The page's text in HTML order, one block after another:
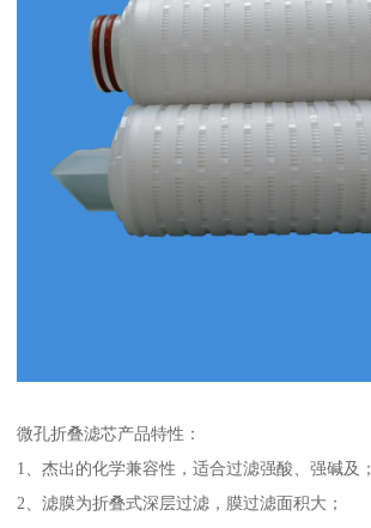
微孔折叠滤芯产品特性：
1、杰出的化学兼容性，适合过滤强酸、强碱及；
2、滤膜为折叠式深层过滤，膜过滤面积大；